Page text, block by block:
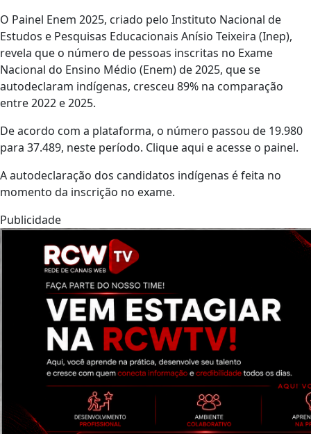
O Painel Enem 2025, criado pelo Instituto Nacional de
Estudos e Pesquisas Educacionais Anísio Teixeira (Inep),
revela que o número de pessoas inscritas no Exame
Nacional do Ensino Médio (Enem) de 2025, que se
autodeclaram indígenas, cresceu 89% na comparação
entre 2022 e 2025.
De acordo com a plataforma, o número passou de 19.980
para 37.489, neste período. Clique aqui e acesse o painel.
A autodeclaração dos candidatos indígenas é feita no
momento da inscrição no exame.
Publicidade